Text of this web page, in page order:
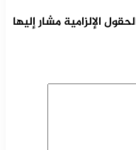
الإلزامية مشار إليها